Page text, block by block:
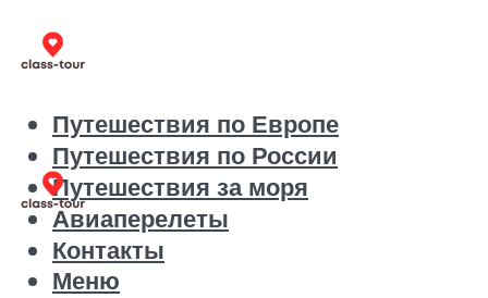
Путешествия по Европе
Путешествия по России
Путешествия за моря
Авиаперелеты
Контакты
Меню